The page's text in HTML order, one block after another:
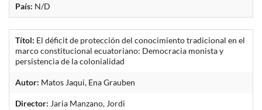
País: N/D
Títol: El déficit de protección del conocimiento tradicional en el
marco constitucional ecuatoriano: Democracia monista y
persistencia de la colonialidad
Autor: Matos Jaqui, Ena Grauben
Director: Jaria Manzano, Jordi